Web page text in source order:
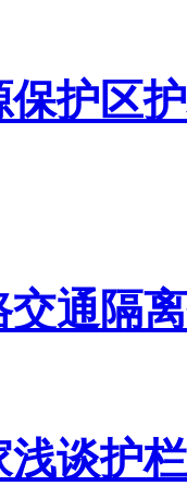
护区
通隔
谈护